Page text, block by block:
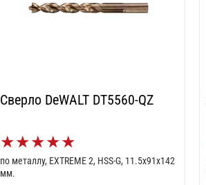
Сверло DeWALT DT5560-QZ
★★★★★
по металлу, EXTREME 2, HSS-G, 11.5x91x142
мм.